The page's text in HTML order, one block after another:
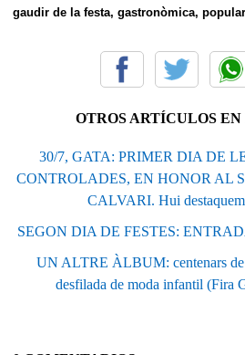
gaudir de la festa, gastronòmica,
OTROS ARTÍCULOS
30/7, GATA: PRIMER DIA DE
CONTROLADES, EN HONOR AL
CALVARI. Hui destaquem
SEGON DIA DE FESTES:
UN ALTRE ÀLBUM: centenars de
desfilada de moda infantil (Fira